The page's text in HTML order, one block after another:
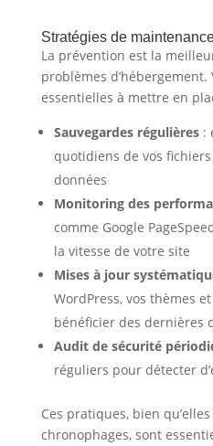
Stratégies de
La prévention est la
problèmes
essentielles à mettre en
Sauvegardes régulières:
quotidiens de vos
données
Monitoring des
comme Google
la vitesse de votre site
Mises à jour
WordPress, vos thèmes
bénéficier des dernières
Audit de sécurité
réguliers pour détecter
Ces pratiques, bien
chronophages, sont